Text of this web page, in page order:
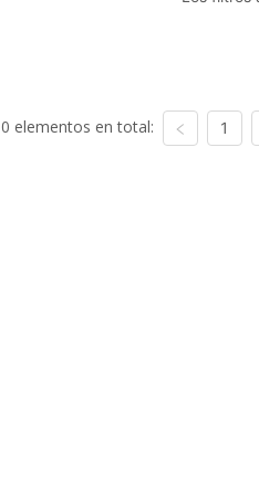
0 elementos en total: 1